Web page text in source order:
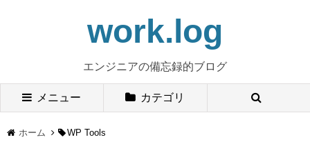
work.log
エンジニアの備忘録的ブログ
メニュー カテゴリ
ホーム WP Tools